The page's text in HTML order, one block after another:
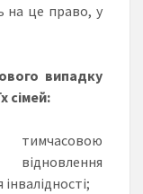
на це право, у
випадку
сімей: